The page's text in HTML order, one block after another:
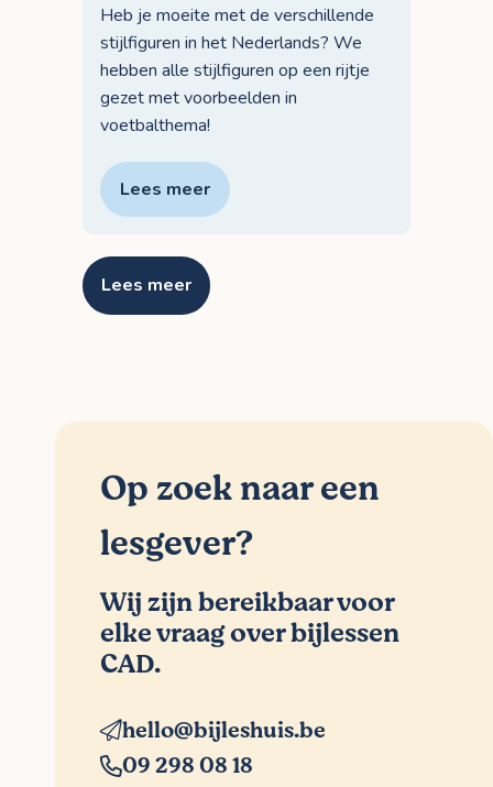
Heb je moeite met de verschillende
stijlfiguren in het Nederlands? We
hebben alle stijlfiguren op een rijtje
gezet met voorbeelden in
voetbalthema!
Lees meer
Lees meer
Op zoek naar een
lesgever?
Wij zijn bereikbaar voor
elke vraag over bijlessen
CAD.
hello@bijleshuis.be
09 298 08 18